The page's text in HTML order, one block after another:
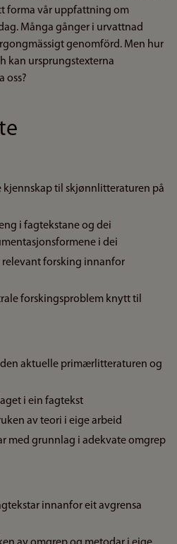
forma vår uppfattning om
Många gånger i urvattnad
genomförd. Men hur
kan ursprungstexterna
oss?
kjennskap til skjønnlitteraturen på
i fagtekstane og dei
i dei
relevant forsking innanfor
forskingsproblem knytt til
aktuelle primærlitteraturen og
i ein fagtekst
av teori i eige arbeid
med grunnlag i adekvate omgrep
innanfor eit avgrensa